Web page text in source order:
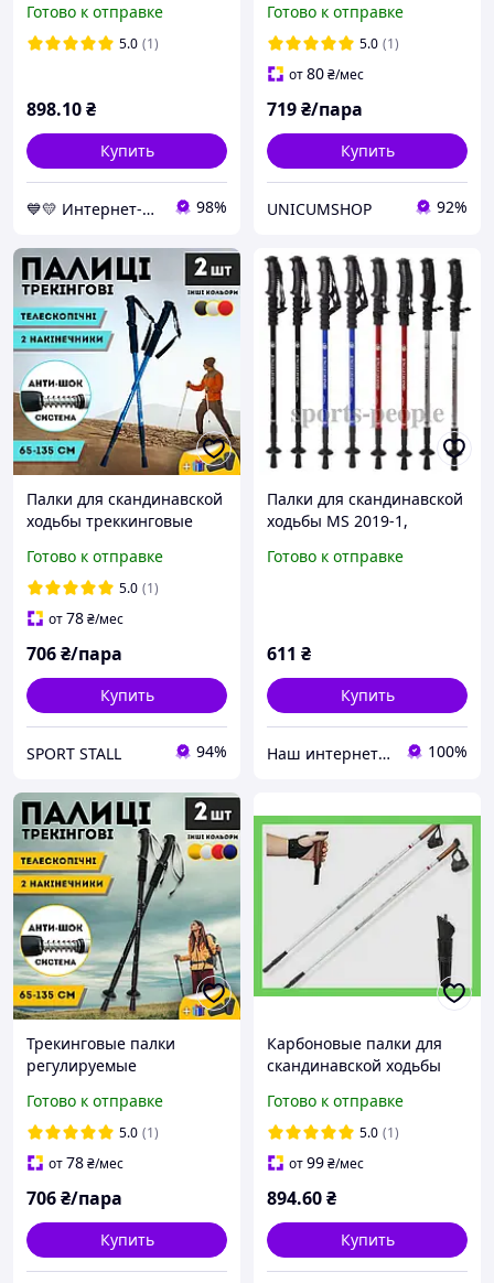
для скандинавской
ходьбы трекинговые
Готово к отправке
5.0 (1)
898.10₴
Купить
💙💛 Интернет-магазин Non-Stop 🎁％🚚 ⤵ 98%
Туристические палки
Hechpro Серый (3924-2)
Готово к отправке
5.0 (1)
от80₴/мес
719₴/пара
Купить
UNICUMSHOP 92%
Палки для скандинавской
ходьбы треккинговые
туристические для
спортивной ходьбы
синие (6002)
Готово к отправке
5.0 (1)
от78₴/мес
706₴/пара
Купить
SPORT STALL 94%
Палки для скандинавской
ходьбы MS 2019-1,
135см), 2шт., разн. цвета
Готово к отправке
611 ₴
Купить
Наш интернет-магазин: sportivnie-tovari.com.ua 100%
Трекинговые палки
регулируемые
спортивные
трехуровневые Hechpro
3924 черные
Готово к отправке
5.0 (1)
от78₴/мес
706₴/пара
Купить
Карбоновые палки для
скандинавской ходьбы
активного отдыха и
фитнеса 115 см
Готово к отправке
5.0 (1)
от99₴/мес
894.60₴
Купить